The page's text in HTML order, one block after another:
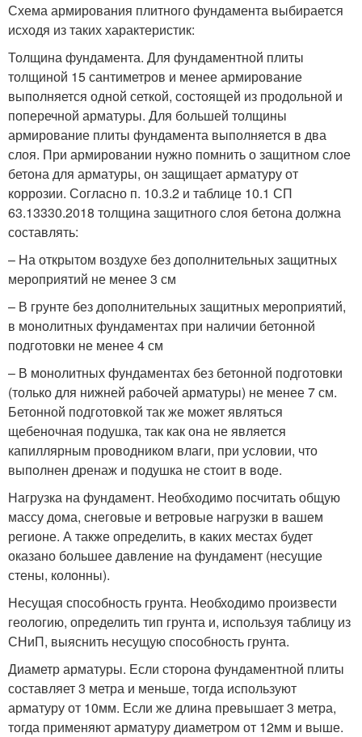
Схема армирования плитного фундамента выбирается
исходя из таких характеристик:
Толщина фундамента. Для фундаментной плиты
толщиной 15 сантиметров и менее армирование
выполняется одной сеткой, состоящей из продольной и
поперечной арматуры. Для большей толщины
армирование плиты фундамента выполняется в два
слоя. При армировании нужно помнить о защитном слое
бетона для арматуры, он защищает арматуру от
коррозии. Согласно п. 10.3.2 и таблице 10.1 СП
63.13330.2018 толщина защитного слоя бетона должна
составлять:
– На открытом воздухе без дополнительных защитных
мероприятий не менее 3 см
– В грунте без дополнительных защитных мероприятий,
в монолитных фундаментах при наличии бетонной
подготовки не менее 4 см
– В монолитных фундаментах без бетонной подготовки
(только для нижней рабочей арматуры) не менее 7 см.
Бетонной подготовкой так же может являться
щебеночная подушка, так как она не является
капиллярным проводником влаги, при условии, что
выполнен дренаж и подушка не стоит в воде.
Нагрузка на фундамент. Необходимо посчитать общую
массу дома, снеговые и ветровые нагрузки в вашем
регионе. А также определить, в каких местах будет
оказано большее давление на фундамент (несущие
стены, колонны).
Несущая способность грунта. Необходимо произвести
геологию, определить тип грунта и, используя таблицу из
СНиП, выяснить несущую способность грунта.
Диаметр арматуры. Если сторона фундаментной плиты
составляет 3 метра и меньше, тогда используют
арматуру от 10мм. Если же длина превышает 3 метра,
тогда применяют арматуру диаметром от 12мм и выше.